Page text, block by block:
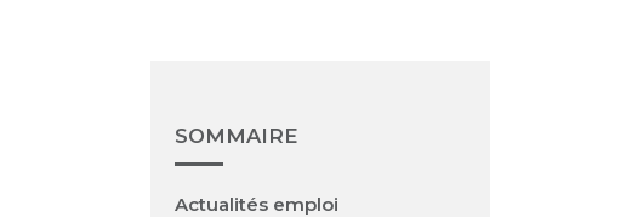
SOMMAIRE
Actualités emploi